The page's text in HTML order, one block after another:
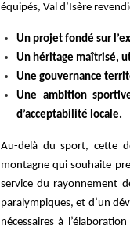
équipés, Val d’Isère
Un projet fondé sur
Un héritage maîtrisé,
Une gouvernance
Une ambition
d’acceptabilité locale.
Au-delà du sport, cette
montagne qui souhaite
service du rayonnement
paralympiques, et d’un
nécessaires à